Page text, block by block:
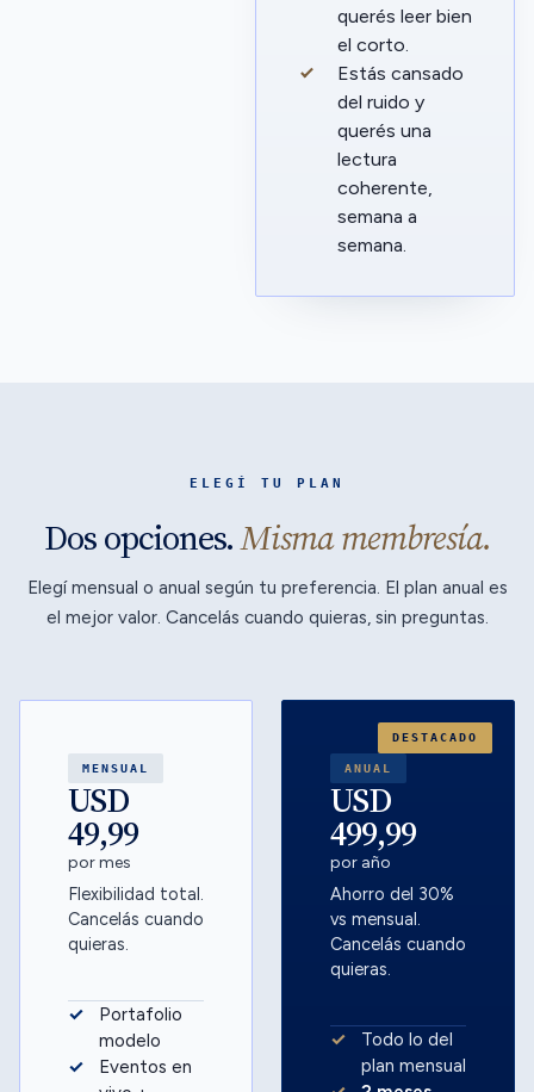
querés leer bien
el corto.
Estás cansado
del ruido y
querés una
lectura
coherente,
semana a
semana.
ELEGÍ TU PLAN
Dos opciones.Misma membresía.
Elegí mensual o anual según tu preferencia. El plan anual es
el mejor valor. Cancelás cuando quieras, sin preguntas.
MENSUAL
USD
49,99
por mes
Flexibilidad total.
Cancelás cuando
quieras.
Portafolio
modelo
Eventos en
DESTACADO
ANUAL
USD
499,99
por año
Ahorro del 30%
vs mensual.
Cancelás cuando
quieras.
Todo lo del
plan mensual